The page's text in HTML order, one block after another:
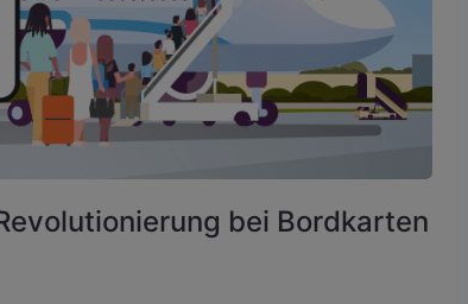
bei Bordkarten